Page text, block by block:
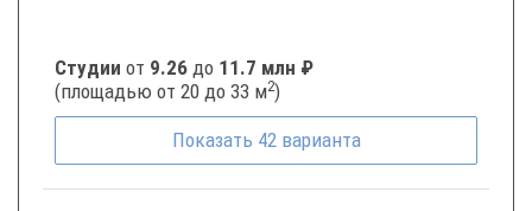
Студии от 9.26 до 11.7 млн ₽
(площадью от 20 до 33 м2)
Показать 42 варианта